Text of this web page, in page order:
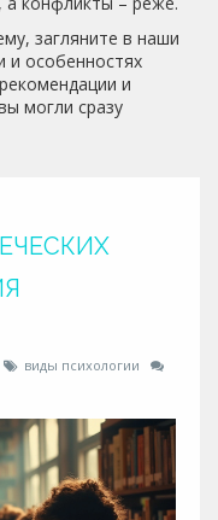
загляните в наши
и особенностях
и
могли сразу
виды психологии